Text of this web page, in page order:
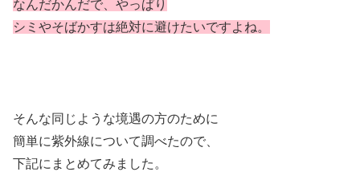
なんだかんだで、やっぱり
シミやそばかすは絶対に避けたいですよね。
そんな同じような境遇の方のために
簡単に紫外線について調べたので、
下記にまとめてみました。